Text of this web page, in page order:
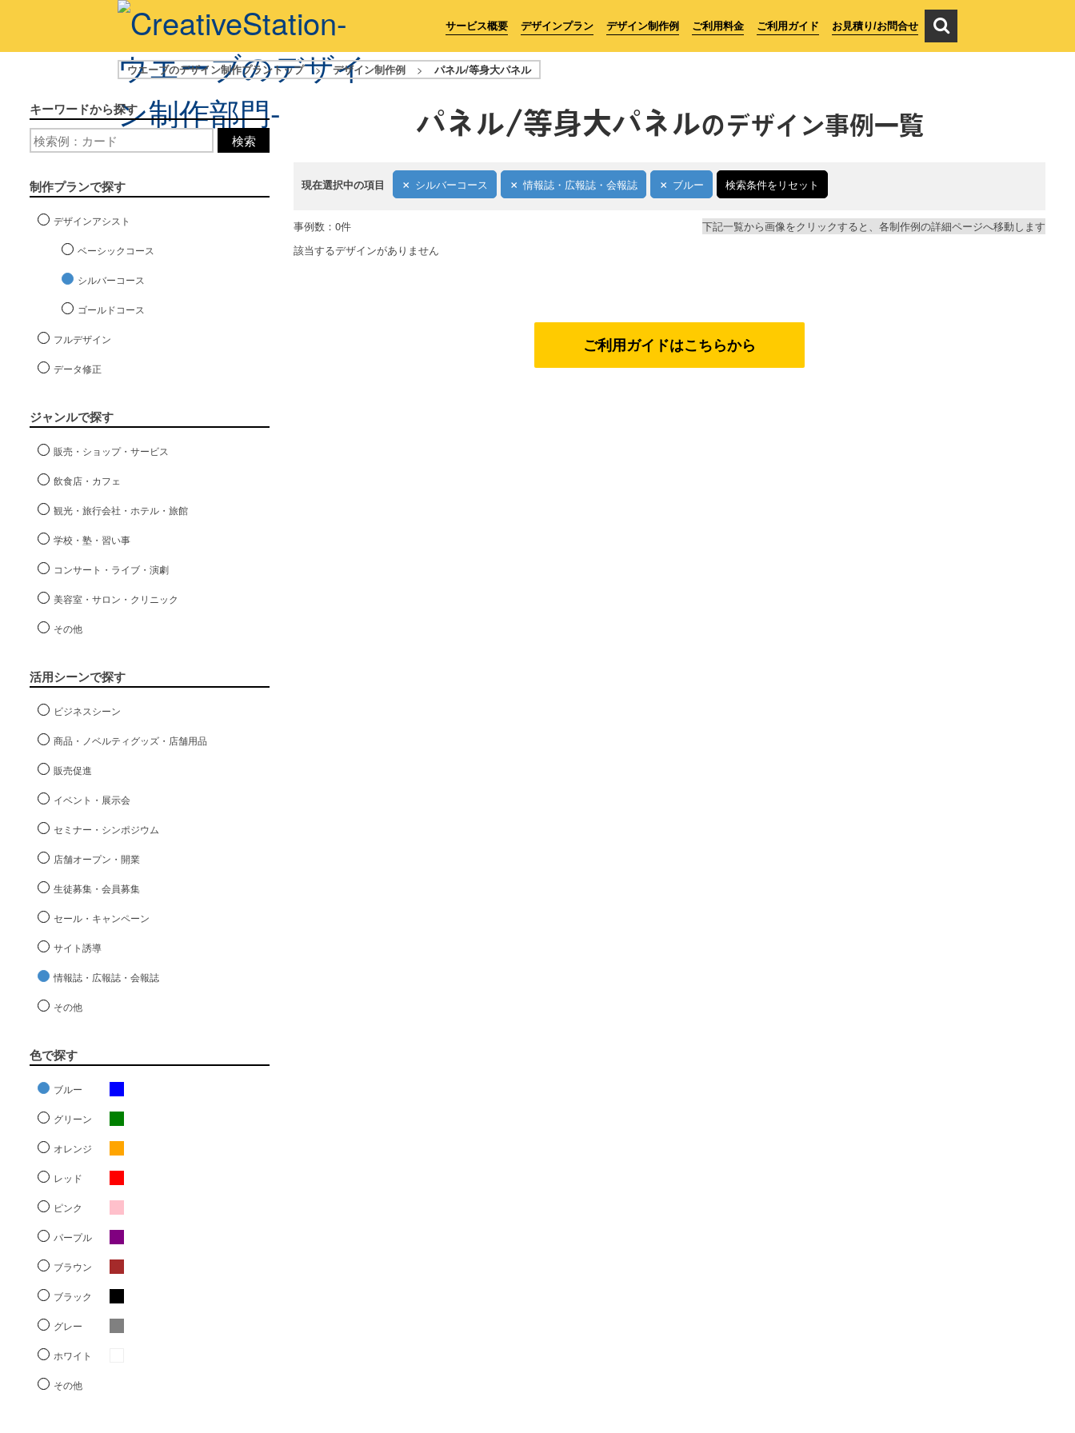
サービス概要 デザインプラン デザイン制作例 ご利用料金 ご利用ガイド お見積り/お問合せ
ウエーブのデザイン制作プラントップ > デザイン制作例 > パネル/等身大パネル
パネル/等身大パネルのデザイン事例一覧
現在選択中の項目 シルバーコース 情報誌・広報誌・会報誌 ブルー 検索条件をリセット
キーワードから探す
検索
制作プランで探す
デザインアシスト
ベーシックコース
シルバーコース
ゴールドコース
フルデザイン
データ修正
ジャンルで探す
販売・ショップ・サービス
飲食店・カフェ
観光・旅行会社・ホテル・旅館
学校・塾・習い事
コンサート・ライブ・演劇
美容室・サロン・クリニック
その他
活用シーンで探す
ビジネスシーン
商品・ノベルティグッズ・店舗用品
販売促進
イベント・展示会
セミナー・シンポジウム
店舗オープン・開業
生徒募集・会員募集
セール・キャンペーン
サイト誘導
情報誌・広報誌・会報誌
その他
色で探す
ブルー
グリーン
オレンジ
レッド
ピンク
パープル
ブラウン
ブラック
グレー
ホワイト
その他
事例数：0件
下記一覧から画像をクリックすると、各制作例の詳細ページへ移動します
該当するデザインがありません
ご利用ガイドはこちらから